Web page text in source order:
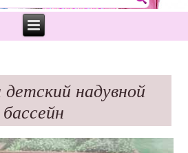
надувной
бассейн